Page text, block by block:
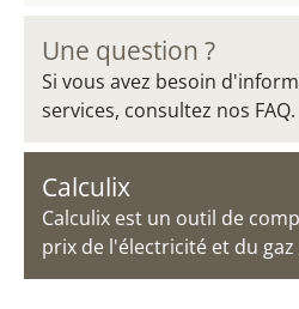
Une question ?
Si vous avez besoin
services, consultez nos FAQ.
Calculix
Calculix est un outil de
prix de l'électricité et du